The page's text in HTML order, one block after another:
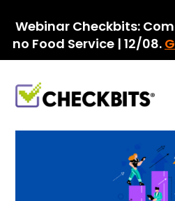
para
conteúdo
Webinar Checkbits:
no Food Service | 12/08.